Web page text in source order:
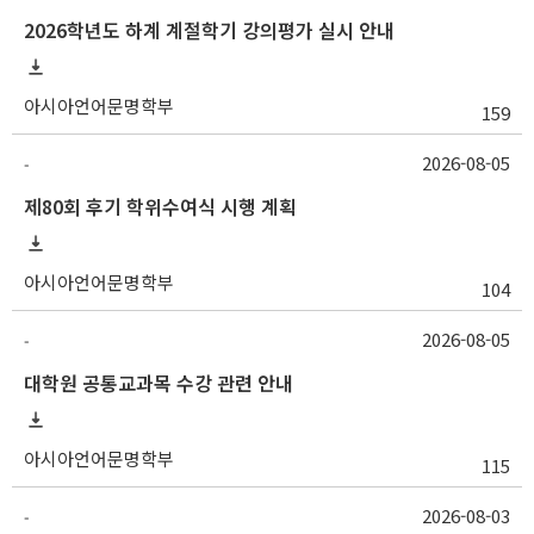
2026학년도 하계 계절학기 강의평가 실시 안내
아시아언어문명학부 159
-
제80회 후기 학위수여식 시행 계획
아시아언어문명학부 104
2026-08-05
-
대학원 공통교과목 수강 관련 안내
아시아언어문명학부 115
2026-08-05
- 2026-08-03